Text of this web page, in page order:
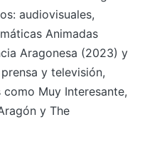
audiovisuales,
Animadas
Aragonesa (2023) y
y televisión,
Muy Interesante,
y The